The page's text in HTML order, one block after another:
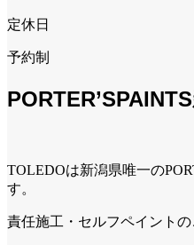
定休日
予約制
TOLEDOは新潟県唯一の
す。
責任施工・セルフペイントの